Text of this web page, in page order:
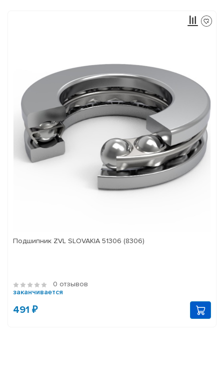
Подшипник ZVL SLOVAKIA 51306 (8306)
0 отзывов
заканчивается
491 ₽